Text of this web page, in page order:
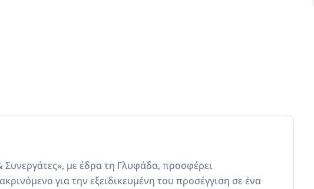
με έδρα τη Γλυφάδα, προσφέρει
για την εξειδικευμένη του προσέγγιση σε ένα